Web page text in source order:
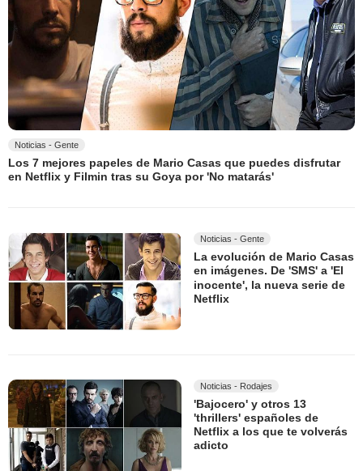
Noticias - Gente
Los 7 mejores papeles de Mario Casas que puedes disfrutar
en Netflix y Filmin tras su Goya por 'No matarás'
Noticias - Gente
La evolución de Mario Casas
en imágenes. De 'SMS' a 'El
inocente', la nueva serie de
Netflix
Noticias - Rodajes
'Bajocero' y otros 13
'thrillers' españoles de
Netflix a los que te volverás
adicto